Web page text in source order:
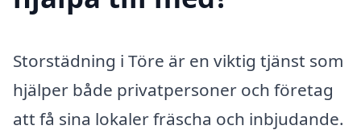
Storstädning i Töre är en viktig tjänst som
hjälper både privatpersoner och företag
att få sina lokaler fräscha och inbjudande.